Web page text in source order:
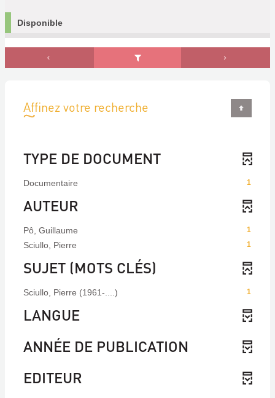
Disponible
Affinez votre recherche
TYPE DE DOCUMENT
1
Documentaire
AUTEUR
1
Pô, Guillaume
1
Sciullo, Pierre
SUJET (MOTS CLÉS)
1
Sciullo, Pierre (1961-....)
LANGUE
ANNÉE DE PUBLICATION
EDITEUR